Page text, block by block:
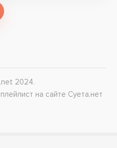
2024.
на сайте Суета.нет